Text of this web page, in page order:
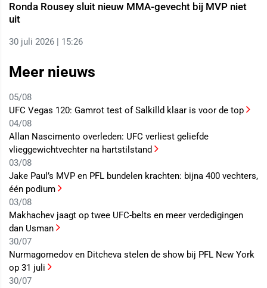
Ronda Rousey sluit nieuw MMA-gevecht bij MVP niet
uit
30 juli 2026 | 15:26
Meer nieuws
05/08
UFC Vegas 120: Gamrot test of Salkilld klaar is voor de top
04/08
Allan Nascimento overleden: UFC verliest geliefde
vlieggewichtvechter na hartstilstand
03/08
Jake Paul’s MVP en PFL bundelen krachten: bijna 400 vechters,
één podium
03/08
Makhachev jaagt op twee UFC-belts en meer verdedigingen
dan Usman
30/07
Nurmagomedov en Ditcheva stelen de show bij PFL New York
op 31 juli
30/07